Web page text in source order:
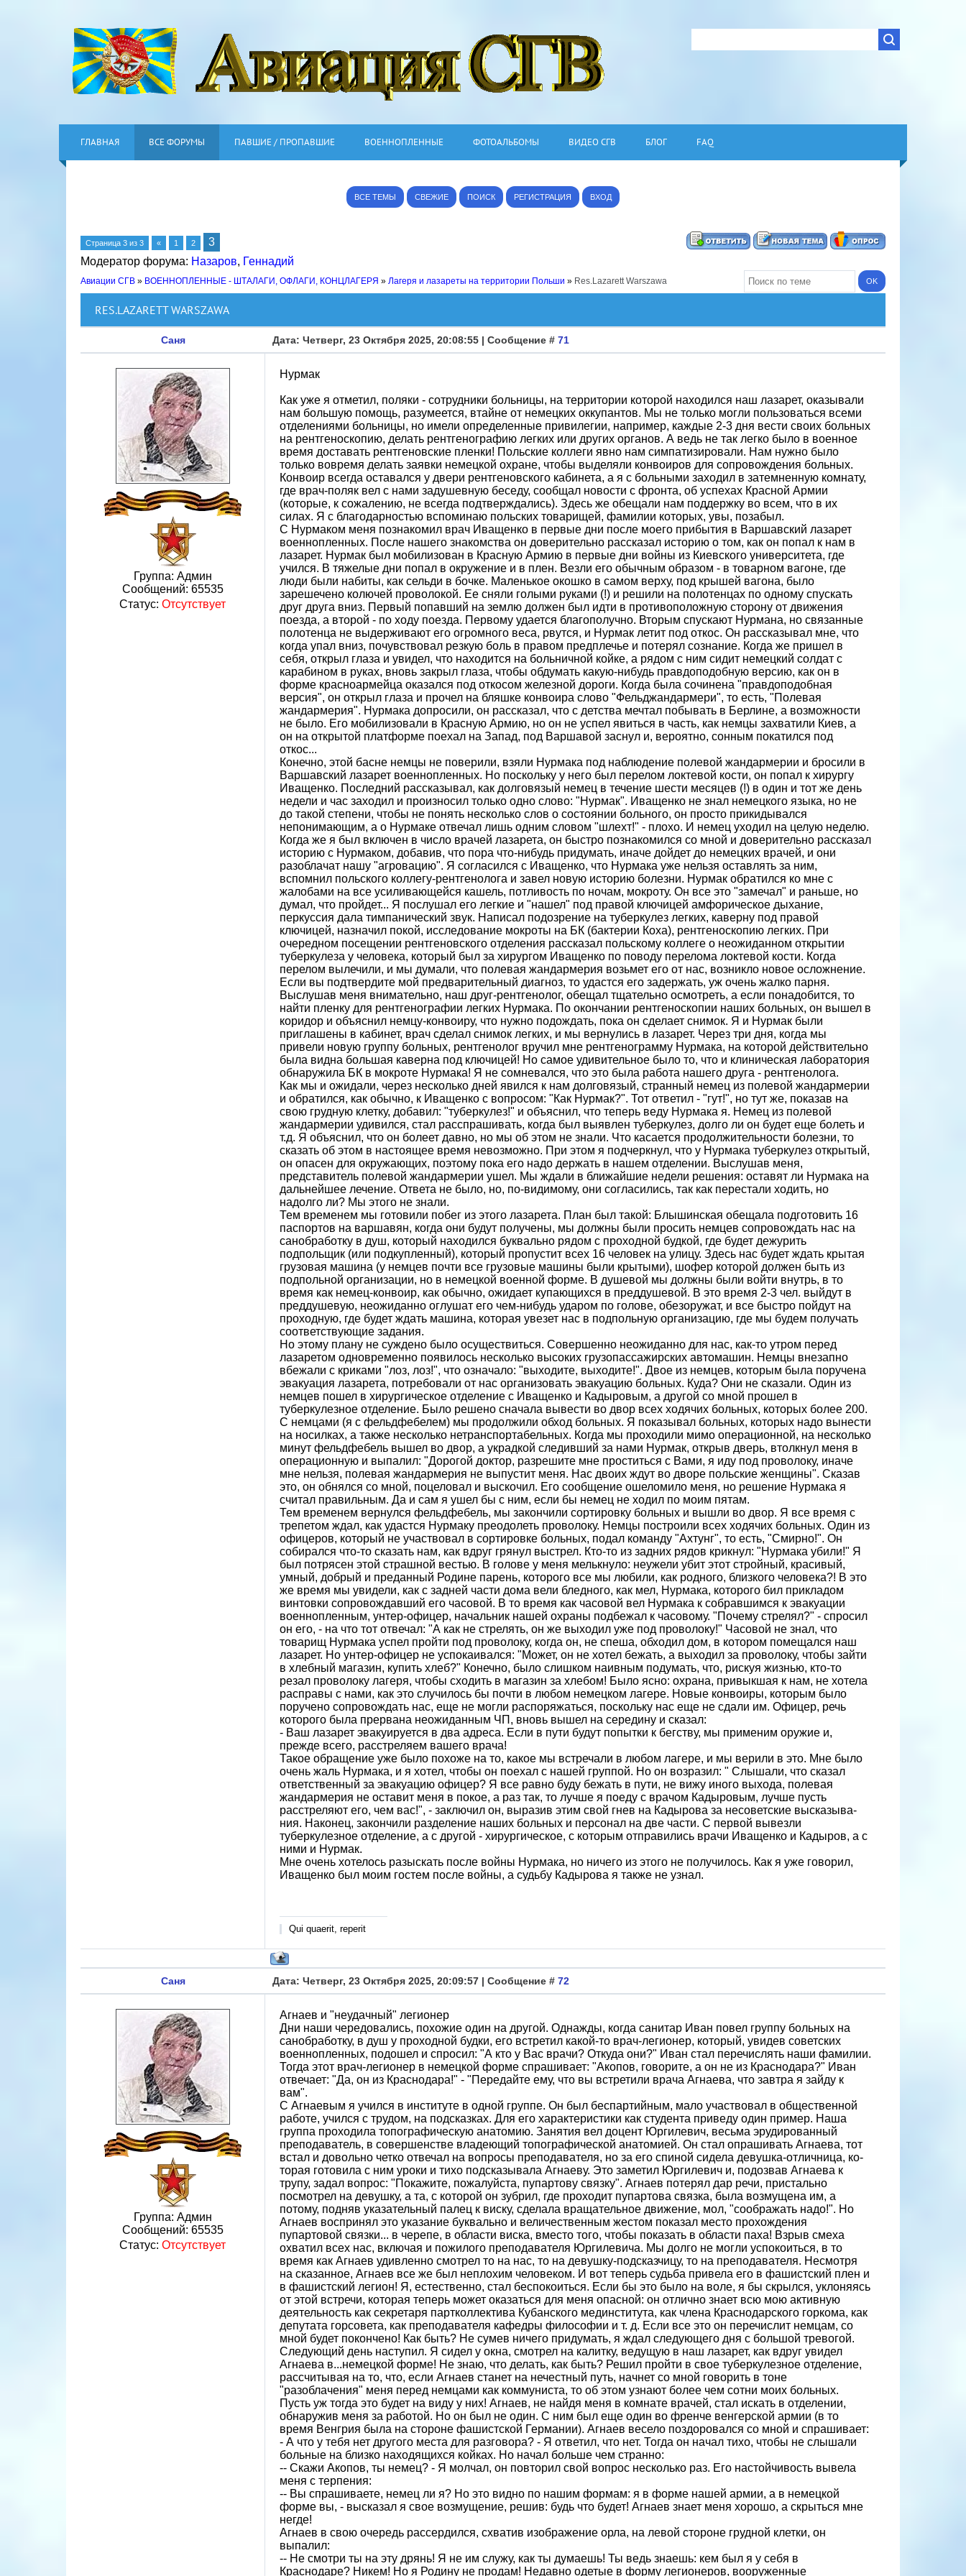
ГЛАВНАЯ ВСЕ ФОРУМЫ ПАВШИЕ / ПРОПАВШИЕ ВОЕННОПЛЕННЫЕ ФОТОАЛЬБОМЫ ВИДЕО СГВ БЛОГ FAQ
ВСЕ ТЕМЫ СВЕЖИЕ ПОИСК РЕГИСТРАЦИЯ ВХОД
Страница 3 из 3 « 1 2
3
Модератор форума: Назаров, Геннадий
Авиации СГВ » ВОЕННОПЛЕННЫЕ - ШТАЛАГИ, ОФЛАГИ, КОНЦЛАГЕРЯ » Лагеря и лазареты на территории Польши » Res.Lazarett Warszawa
RES.LAZARETT WARSZAWA
Саня Дата: Четверг, 23 Октября 2025, 20:08:55 | Сообщение # 71
Группа: Админ
Сообщений: 65535
Статус: Отсутствует
Нурмак
Как уже я отметил, поляки - сотрудники больницы, на территории которой находился наш лазарет, оказывали
нам большую помощь, разумеется, втайне от немецких оккупантов. Мы не только могли пользоваться всеми
отделениями больницы, но имели определенные привилегии, например, каждые 2-3 дня вести своих больных
на рентгеноскопию, делать рентгенографию легких или других органов. А ведь не так легко было в военное
время доставать рентгеновские пленки! Польские коллеги явно нам симпатизировали. Нам нужно было
только вовремя делать заявки немецкой охране, чтобы выделяли конвоиров для сопровождения больных.
Конвоир всегда оставался у двери рентгеновского кабинета, а я с больными заходил в затемненную комнату,
где врач-поляк вел с нами задушевную беседу, сообщал новости с фронта, об успехах Красной Армии
(которые, к сожалению, не всегда подтверждались). Здесь же обещали нам поддержку во всем, что в их
силах. Я с благодарностью вспоминаю польских товарищей, фамилии которых, увы, позабыл.
С Нурмаком меня познакомил врач Иващенко в первые дни после моего прибытия в Варшавский лазарет
военнопленных. После нашего знакомства он доверительно рассказал историю о том, как он попал к нам в
лазарет. Нурмак был мобилизован в Красную Армию в первые дни войны из Киевского университета, где
учился. В тяжелые дни попал в окружение и в плен. Везли его обычным образом - в товарном вагоне, где
люди были набиты, как сельди в бочке. Маленькое окошко в самом верху, под крышей вагона, было
зарешечено колючей проволокой. Ее сняли голыми руками (!) и решили на полотенцах по одному спускать
друг друга вниз. Первый попавший на землю должен был идти в противоположную сторону от движения
поезда, а второй - по ходу поезда. Первому удается благополучно. Вторым спускают Нурмана, но связанные
полотенца не выдерживают его огромного веса, рвутся, и Нурмак летит под откос. Он рассказывал мне, что
когда упал вниз, почувствовал резкую боль в правом предплечье и потерял сознание. Когда же пришел в
себя, открыл глаза и увидел, что находится на больничной койке, а рядом с ним сидит немецкий солдат с
карабином в руках, вновь закрыл глаза, чтобы обдумать какую-нибудь правдоподобную версию, как он в
форме красноармейца оказался под откосом железной дороги. Когда была сочинена "правдоподобная
версия", он открыл глаза и прочел на бляшке конвоира слово "Фельджандармери", то есть, "Полевая
жандармерия". Нурмака допросили, он рассказал, что с детства мечтал побывать в Берлине, а возможности
не было. Его моби­лизовали в Красную Армию, но он не успел явиться в часть, как немцы захвати­ли Киев, а
он на открытой платформе поехал на Запад, под Варшавой заснул и, вероятно, сонным покатился под
откос...
Конечно, этой басне немцы не поверили, взяли Нурмака под наблюдение полевой жандармерии и бросили в
Варшавский лазарет военнопленных. Но поскольку у него был перелом локтевой кости, он попал к хирургу
Иващенко. Последний рассказывал, как долговязый немец в течение шести месяцев (!) в один и тот же день
недели и час заходил и произносил только одно слово: "Нурмак". Иващенко не знал немецкого языка, но не
до такой степени, чтобы не понять несколько слов о состоянии больного, он просто прикидывался
непонимающим, а о Нурмаке отвечал лишь одним словом "шлехт!" - плохо. И немец уходил на целую неделю.
Когда же я был включен в число врачей лазарета, он быстро познакомил­ся со мной и доверительно рассказал
историю с Нурмаком, добавив, что пора что-нибудь придумать, иначе дойдет до немецких врачей, и они
разоблачат нашу "агровацию". Я согласился с Иващенко, что Нурмака уже нельзя оставлять за ним,
вспомнил польского коллегу-рентгенолога и завел новую историю болезни. Нурмак обратился ко мне с
жалобами на все усиливающейся кашель, потливость по ночам, мокроту. Он все это "замечал" и раньше, но
думал, что пройдет... Я послушал его легкие и "нашел" под правой ключицей амфорическое дыхание,
перкуссия дала тимпанический звук. Написал подозрение на туберкулез легких, каверну под правой
ключицей, назначил покой, исследование мокроты на БК (бактерии Коха), рентгеноскопию легких. При
очередном посещении рентгеновс­кого отделения рассказал поль­скому коллеге о неожиданном открытии
туберкулеза у человека, который был за хирургом Иващенко по поводу перелома локтевой кости. Когда
перелом вылечили, и мы думали, что полевая жандармерия возьмет его от нас, возникло новое осложнение.
Если вы подтвердите мой предварительный диагноз, то удастся его задержать, уж очень жалко парня.
Выслушав меня вни­мательно, наш друг-рентгенолог, обещал тщательно осмотреть, а если пона­добится, то
найти пленку для рентгенографии легких Нурмака. По окончании рентгеноскопии наших больных, он вышел в
коридор и объяснил немцу-конвоиру, что нужно подождать, пока он сделает снимок. Я и Нурмак были
приглашены в кабинет, врач сделал снимок легких, и мы вернулись в лазарет. Через три дня, когда мы
привели новую группу больных, рентгенолог вручил мне рентгенограмму Нурмака, на которой действительно
была видна большая каверна под ключицей! Но самое удивительное было то, что и клиническая лаборатория
обнаружила БК в мокроте Нурмака! Я не сомневался, что это была работа нашего друга - рентгенолога.
Как мы и ожидали, через несколько дней явился к нам долговязый, странный немец из полевой жандармерии
и обратился, как обычно, к Иващенко с вопро­сом: "Как Нурмак?". Тот ответил - "гут!", но тут же, показав на
свою грудную клетку, добавил: "туберкулез!" и объяснил, что теперь веду Нурмака я. Немец из полевой
жандармерии удивился, стал расспрашивать, когда был выявлен туберкулез, долго ли он будет еще болеть и
т.д. Я объяснил, что он болеет давно, но мы об этом не знали. Что касается продолжительности болезни, то
сказать об этом в настоящее время невозможно. При этом я подчеркнул, что у Нурмака туберкулез откры­тый,
он опасен для окружающих, поэтому пока его надо держать в нашем отделении. Выслушав меня,
представитель полевой жандармерии ушел. Мы ждали в ближайшие недели решения: оставят ли Нурмака на
дальнейшее лечение. Ответа не было, но, по-видимому, они согласились, так как перестали ходить, но
надолго ли? Мы этого не знали.
Тем временем мы готовили побег из этого лазарета. План был такой: Блышинская обещала подготовить 16
паспортов на варшавян, когда они бу­дут получены, мы должны были просить немцев сопровождать нас на
санобработку в душ, который находился буквально ря­дом с проходной будкой, где будет дежурить
подпольщик (или подкупленный), который пропустит всех 16 человек на улицу. Здесь нас будет ждать кры­тая
грузовая машина (у немцев почти все грузовые машины были крытыми), шофер которой должен быть из
подпольной организации, но в немецкой военной форме. В душевой мы должны были войти внутрь, в то
время как немец-конвоир, как обычно, ожидает купающихся в преддушевой. В это время 2-3 чел. выйдут в
преддушевую, неожиданно оглушат его чем-нибудь ударом по голове, обезоружат, и все быстро пойдут на
проходную, где бу­дет ждать машина, которая увезет нас в подпольную организацию, где мы будем получать
соответствующие задания.
Но этому плану не суждено было осуществиться. Совершенно неожиданно для нас, как-то утром перед
лазаретом одновременно появилось несколько высоких грузопассажирских автомашин. Немцы внезапно
вбежали с криками "лоз, лоз!", что означало: "выходите, выходите!". Двое из немцев, которым была поручена
эвакуация лазарета, потребовали от нас организовать эвакуацию больных. Куда? Они не сказали. Один из
немцев пошел в хирурги­ческое отделение с Иващенко и Кадыровым, а другой со мной прошел в
туберкулезное отделение. Было решено сначала вывести во двор всех ходячих больных, которых более 200.
С немцами (я с фельдфебелем) мы продолжили обход больных. Я показывал больных, которых надо вынести
на носилках, а также несколько нетранспортабельных. Когда мы проходили мимо операционной, на несколько
минут фельдфебель вышел во двор, а украдкой следивший за нами Нурмак, открыв дверь, втолкнул меня в
операционную и выпалил: "Дорогой доктор, разрешите мне проститься с Вами, я иду под проволоку, иначе
мне нельзя, полевая жандармерия не выпустит меня. Нас двоих ждут во дворе польские женщины". Сказав
это, он обнялся со мной, поцеловал и выскочил. Его сообще­ние ошеломило меня, но решение Нурмака я
считал правильным. Да и сам я ушел бы с ним, если бы немец не ходил по моим пятам.
Тем временем вернулся фельдфебель, мы закончили сортировку больных и вышли во двор. Я все время с
трепетом ждал, как удастся Нурмаку преодолеть проволоку. Немцы построили всех ходячих больных. Один из
офицеров, который не участвовал в сортировке больных, подал команду "Ахтунг", то есть, "Смирно!". Он
собирался что-то сказать нам, как вдруг грянул выстрел. Кто-то из задних рядов крикнул: "Нурмака убили!" Я
был потрясен этой страшной вестью. В голове у меня мелькнуло: неужели убит этот стройный, красивый,
умный, добрый и преданный Родине парень, которого все мы любили, как родного, близкого чело­века?! В это
же время мы увидели, как с задней части дома вели бледного, как мел, Нурмака, которого бил прикладом
винтовки сопровождавший его часовой. В то время как часовой вел Нурмака к собравшимся к эвакуации
военнопленным, унтер-офицер, начальник нашей охраны подбежал к часовому. "Почему стрелял?" - спросил
он его, - на что тот отвечал: "А как не стрелять, он же выходил уже под проволоку!" Часовой не знал, что
товарищ Нурмака успел пройти под проволоку, когда он, не спеша, обходил дом, в котором помещался наш
лазарет. Но унтер-офицер не успо­каивался: "Может, он не хотел бежать, а выходил за проволоку, чтобы зайти
в хлебный магазин, купить хлеб?" Конечно, было слишком наивным подумать, что, рискуя жизнью, кто-то
резал проволоку лагеря, чтобы сходить в магазин за хлебом! Было ясно: охрана, привыкшая к нам, не хотела
расправы с нами, как это случилось бы почти в любом немецком лагере. Новые конвоиры, которым было
поручено сопро­вождать нас, еще не могли распоряжаться, поскольку нас еще не сдали им. Офицер, речь
которого была прервана неожиданным ЧП, вновь вышел на середину и сказал:
- Ваш лазарет эвакуируется в два адреса. Если в пути будут попытки к бегству, мы применим оружие и,
прежде всего, расстреляем вашего врача!
Такое обращение уже было похоже на то, какое мы встречали в любом лагере, и мы верили в это. Мне было
очень жаль Нурмака, и я хотел, чтобы он поехал с нашей группой. Но он возразил: " Слышали, что сказал
ответственный за эвакуацию офицер? Я все равно буду бежать в пути, не вижу иного выхода, полевая
жандармерия не оставит меня в покое, а раз так, то лучше я поеду с врачом Кадыровым, лучше пусть
расстреляют его, чем вас!", - заключил он, выразив этим свой гнев на Кадырова за несоветские высказыва­
ния. Наконец, закончили разделение наших больных и персонал на две части. С первой вывезли
туберкулезное отделение, а с другой - хирургичес­кое, с которым отправились врачи Иващенко и Кадыров, а с
ними и Нурмак.
Мне очень хотелось разыскать после войны Нурмака, но ничего из этого не получилось. Как я уже говорил,
Иващенко был моим гостем после войны, а судьбу Кадырова я также не узнал.
Qui quaerit, reperit
Саня Дата: Четверг, 23 Октября 2025, 20:09:57 | Сообщение # 72
Группа: Админ
Сообщений: 65535
Статус: Отсутствует
Агнаев и "неудачный" легионер
Дни наши чередовались, похожие один на другой. Однажды, когда санитар Иван повел группу больных на
санобработку, в душ у проходной будки, его встретил какой-то врач-легионер, который, увидев советских
военнопленных, подошел и спросил: "А кто у Вас врачи? Откуда они?" Иван стал перечислять наши фами­лии.
Тогда этот врач-легионер в немецкой форме спрашивает: "Акопов, говорите, а он не из Краснодара?" Иван
отвечает: "Да, он из Краснодара!" - "Передайте ему, что вы встретили врача Агнаева, что завтра я зайду к
вам".
С Агнаевым я учился в институте в одной группе. Он был беспартийным, мало участвовал в общественной
работе, учился с трудом, на подсказках. Для его характеристики как студента приведу один пример. Наша
группа проходила топографическую анатомию. Занятия вел доцент Юргилевич, весьма эрудированный
преподаватель, в совершенстве вла­деющий топографической анатомией. Он стал опрашивать Агнаева, тот
встал и довольно четко отвечал на вопросы преподавателя, но за его спиной сидела девушка-отличница, ко­
торая готовила с ним уроки и тихо подсказывала Агнаеву. Это заметил Юргилевич и, подозвав Агнаева к
трупу, задал вопрос: "Покажите, пожалуйста, пупартову связку". Агнаев потерял дар речи, пристально
посмотрел на девушку, а та, с которой он зубрил, где проходит пупартова связка, была возмущена им, а
потому, подняв указательный палец к виску, сделала вращательное движение, мол, "соображать надо!". Но
Агнаев воспринял это указание буквально и величественным жестом показал место прохождения
пупартовой связки... в черепе, в области виска, вместо того, чтобы пока­зать в области паха! Взрыв смеха
охватил всех нас, включая и пожилого преподавателя Юргилевича. Мы долго не могли успокоиться, в то
время как Агнаев удивленно смотрел то на нас, то на девушку-подсказчицу, то на преподавателя. Несмотря
на сказанное, Агнаев все же был неплохим человеком. И вот теперь судьба привела его в фашистский плен и
в фашистский легион! Я, естественно, стал беспокоиться. Если бы это было на воле, я бы скрылся, уклоняясь
от этой встречи, которая теперь может оказаться для меня опасной: он отлично знает всю мою активную
деятельность как секретаря партколлектива Кубанского мединститута, как члена Краснодарского горкома, как
депутата горсовета, как преподавателя кафедры философии и т. д. Если все это он перечислит немцам, со
мной будет покончено! Как быть? Не сумев ничего придумать, я ждал следующего дня с большой тревогой.
Следующий день наступил. Я сидел у окна, смотрел на калитку, ведущую в наш лазарет, как вдруг увидел
Агнаева в...немецкой форме! Не знаю, что делать, как быть? Решил пройти в свое туберкулезное отделение,
рассчитывая на то, что, если Агнаев станет на нечестный путь, начнет со мной говорить в тоне
"разоблачения" меня перед немцами как коммуниста, то об этом узнают более чем сотни моих больных.
Пусть уж тогда это будет на виду у них! Агнаев, не найдя меня в комнате врачей, стал искать в отделении,
обнаружив меня за работой. Но он был не один. С ним был еще один во френче венгерской армии (в то
время Венгрия была на стороне фашистской Германии). Агнаев весело поздоровался со мной и спрашивает:
- А что у тебя нет другого места для разговора? - Я ответил, что нет. Тогда он начал тихо, чтобы не слышали
больные на близко находящихся койках. Но начал больше чем странно:
-- Скажи Акопов, ты немец? - Я молчал, он повторил свой вопрос несколько раз. Его настойчивость вывела
меня с терпения:
-- Вы спрашиваете, немец ли я? Но это видно по нашим формам: я в форме нашей армии, а в немецкой
форме вы, - высказал я свое возмущение, решив: будь что будет! Агнаев знает меня хорошо, а скрыться мне
негде!
Агнаев в свою очередь рассердился, схватив изобра­жение орла, на левой стороне грудной клетки, он
выпалил:
-- Не смотри ты на эту дрянь! Я не им служу, как ты думаешь! Ты ведь знаешь: кем был я у себя в
Краснодаре? Никем! Но я Родину не продам! Недавно одетые в форму легионеров, вооруженные